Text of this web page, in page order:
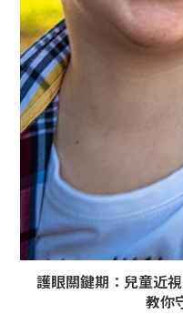
護眼關鍵期：兒童近
教你